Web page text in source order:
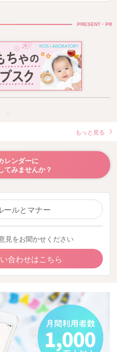
PRESENT・PR
もっと見る
レンダーに
てみませんか？
ールとマナー
見をお聞かせください
合わせはこちら